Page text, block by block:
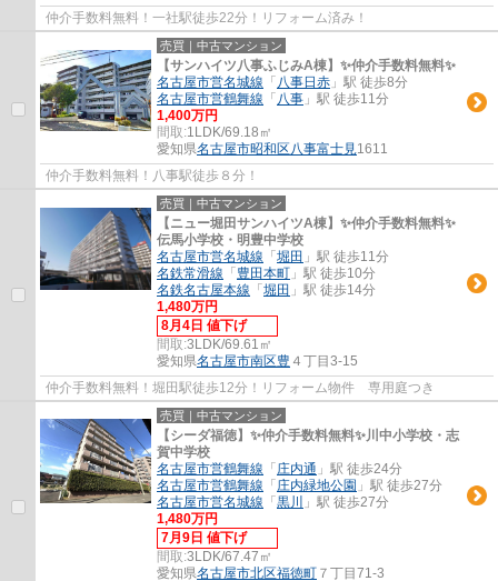
仲介手数料無料！一社駅徒歩22分！リフォーム済み！
売買｜中古マンション
【サンハイツ八事ふじみA棟】✨️仲介手数料無料✨️
名古屋市営名城線 「 八事日赤 」駅 徒歩8分
名古屋市営鶴舞線 「 八事 」駅 徒歩11分
1,400万円
間取:1LDK/69.18㎡
愛知県名古屋市昭和区八事富士見1611
仲介手数料無料！八事駅徒歩８分！
売買｜中古マンション
【ニュー堀田サンハイツA棟】✨️仲介手数料無料✨️
伝馬小学校・明豊中学校
名古屋市営名城線 「 堀田 」駅 徒歩11分
名鉄常滑線 「 豊田本町 」駅 徒歩10分
名鉄名古屋本線 「 堀田 」駅 徒歩14分
1,480万円
8月4日 値下げ
間取:3LDK/69.61㎡
愛知県名古屋市南区豊 ４丁目3-15
仲介手数料無料！堀田駅徒歩12分！リフォーム物件 専用庭つき
売買｜中古マンション
【シーダ福徳】✨️仲介手数料無料✨️川中小学校・志
賀中学校
名古屋市営鶴舞線 「 庄内通 」駅 徒歩24分
名古屋市営鶴舞線 「 庄内緑地公園 」駅 徒歩27分
名古屋市営名城線 「 黒川
」駅 徒歩27分
1,480万円
7月9日 値下げ
間取:3LDK/67.47㎡
愛知県名古屋市北区福徳町 ７丁目71-3